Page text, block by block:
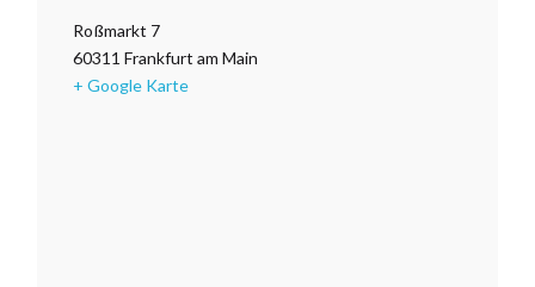
Roßmarkt 7
60311 Frankfurt am Main
+ Google Karte